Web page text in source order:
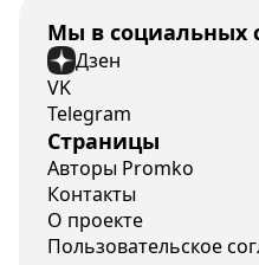
Мы в социальных
Дзен
VK
Telegram
Страницы
Авторы Promko
Контакты
О проекте
Пользовательское